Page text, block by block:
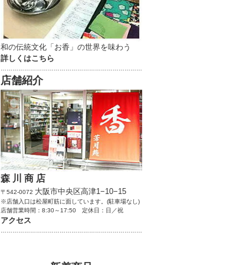
和の伝統文化「お香」の世界を味わう
詳しくはこちら
………………………………………………………………
店舗紹介
森 川 商 店
〒542-0072 大阪市中央区高津1−10−15
※店舗入口は松屋町筋に面しています。(駐車場なし)
店舗営業時間：8:30～17:50 定休日：日／祝
アクセス
………………………………………………………………